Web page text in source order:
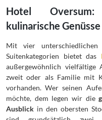
Hotel
kulinarische Genüsse
Mit vier
Suitenkategorien bietet das
außergewöhnlich vielfältige
zweit oder als Familie mit
vorhanden. Wer seinen
möchte, dem legen wir die
Ausblick in den obersten